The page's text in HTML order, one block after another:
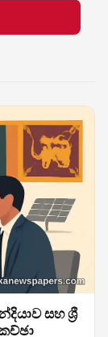
සහ ශ්‍රී